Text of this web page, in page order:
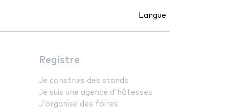
Langue
Registre
Je construis des stands
Je suis une agence d'hôtesses
J'organise des foires